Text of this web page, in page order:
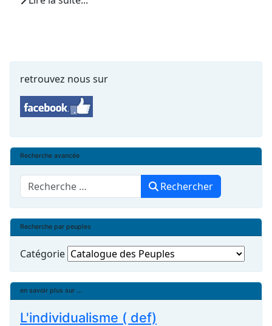
retrouvez nous sur
Recherche avancée
Rechercher Rechercher
Recherche par peuples
Catégorie
en savoir plus sur ...
L'individualisme ( def)